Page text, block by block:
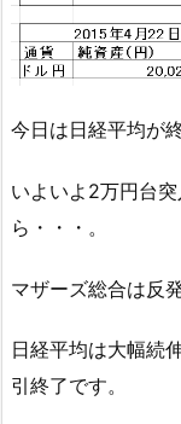
今日は日経平均が
いよいよ2万円台
ら・・・。
マザーズ総合は反
日経平均は大幅続
引終了です。